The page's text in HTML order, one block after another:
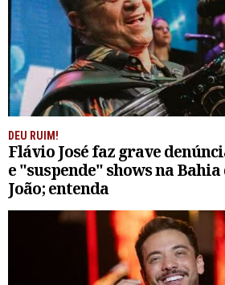
DEU RUIM!
Flávio José faz grave
e "suspende" shows na
João; entenda